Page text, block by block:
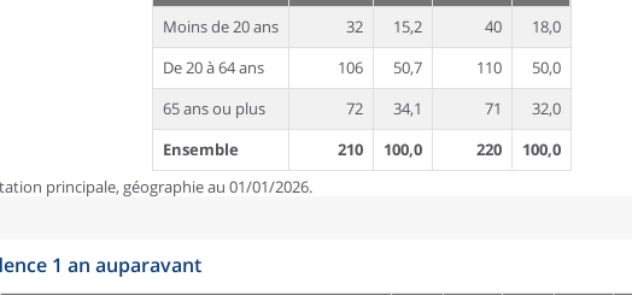
Moins de 20 ans
32 15,2 40
18,0
De 20 à 64 ans
106 50,7 110
50,0
65 ans ou plus
72 34,1 71
32,0
Ensemble
210 100,0 220
100,0
principale, géographie au 01/01/2026.
1 an auparavant